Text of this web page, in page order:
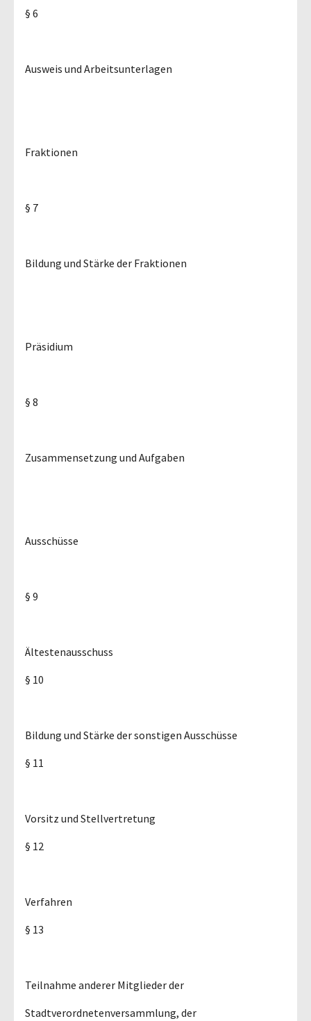
§ 6
Ausweis und Arbeitsunterlagen
Fraktionen
§ 7
Bildung und Stärke der Fraktionen
Präsidium
§ 8
Zusammensetzung und Aufgaben
Ausschüsse
§ 9
Ältestenausschuss
§ 10
Bildung und Stärke der sonstigen Ausschüsse
§ 11
Vorsitz und Stellvertretung
§ 12
Verfahren
§ 13
Teilnahme anderer Mitglieder der
Stadtverordnetenversammlung, der